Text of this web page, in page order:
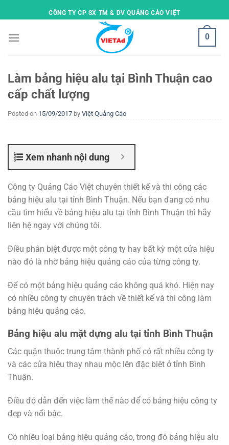
to
CÔNG TY CP SX TM & DV QUẢNG CÁO VIỆT
0
Làm bảng hiệu alu tại Bình Thuận cao
cấp chất lượng
Posted on 15/09/2017 by Việt Quảng Cáo
Xem nhanh nội dung
Công ty Quảng Cáo Việt chuyên thiết kế và thi công các
bảng hiệu alu tại tỉnh Bình Thuận. Nếu bạn đang có nhu
cầu tìm hiểu về bảng hiệu alu tại tỉnh Bình Thuận thì hãy
liên hệ ngay với chúng tôi.
Điều phân biệt được một công ty hay bất kỳ một cửa hiệu
nào đó là nhờ bảng hiệu quảng cáo của từng công ty.
Để có một bảng hiệu quảng cáo không quá khó. Hiện nay
có nhiều công ty chuyên trách về thiết kế và thi công làm
bảng hiệu quảng cáo.
Bảng hiệu alu mặt dựng alu tại tỉnh Bình Thuận
Các quận thuộc trung tâm thành phố có rất nhiều công ty
và các cửa hiệu thay nhau mộc lên đặc biêt ở tỉnh Bình
Thuận.
Điều đó dẫn đến việc làm thế nào để có bảng hiệu công ty
đẹp và nổi bậc.
Có nhiều loại bảng hiệu quảng cáo, trong đó bảng hiệu alu